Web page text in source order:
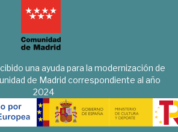
una ayuda para la modernización de
de Madrid correspondiente al año
2024